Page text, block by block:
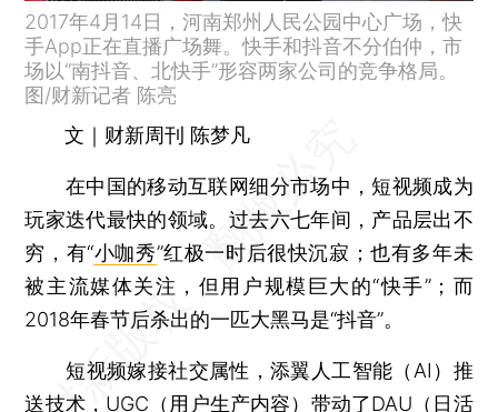
2017年4月14日，河南郑州人民公园中心广场，快
手App正在直播广场舞。快手和抖音不分伯仲，市
场以“南抖音、北快手”形容两家公司的竞争格局。
图/财新记者 陈亮
文｜财新周刊 陈梦凡
在中国的移动互联网细分市场中，短视频成为
玩家迭代最快的领域。过去六七年间，产品层出不
穷，有“小咖秀”红极一时后很快沉寂；也有多年未
被主流媒体关注，但用户规模巨大的“快手”；而
2018年春节后杀出的一匹大黑马是“抖音”。
短视频嫁接社交属性，添翼人工智能（AI）推
送技术，UGC（用户生产内容）带动了DAU（日活